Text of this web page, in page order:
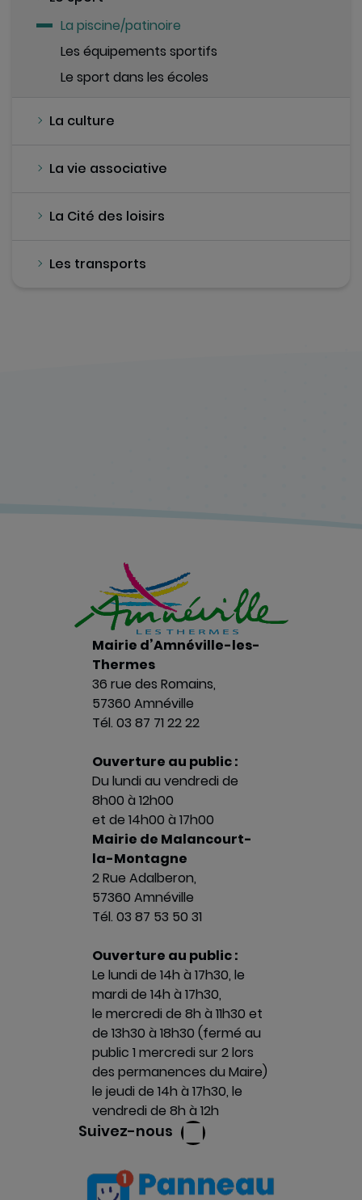
La piscine/patinoire
Les équipements sportifs
Le sport dans les écoles
La culture
La vie associative
La Cité des loisirs
Les transports
Mairie d’Amnéville-les-
Thermes
36 rue des Romains,
57360 Amnéville
Tél. 03 87 71 22 22
Ouverture au public :
Du lundi au vendredi de
8h00 à 12h00
et de 14h00 à 17h00
Mairie de Malancourt-
la-Montagne
2 Rue Adalberon,
57360 Amnéville
Tél. 03 87 53 50 31
Ouverture au public :
Le lundi de 14h à 17h30, le
mardi de 14h à 17h30,
le mercredi de 8h à 11h30 et
de 13h30 à 18h30 (fermé au
public 1 mercredi sur 2 lors
des permanences du Maire)
le jeudi de 14h à 17h30, le
vendredi de 8h à 12h
Suivez-nous